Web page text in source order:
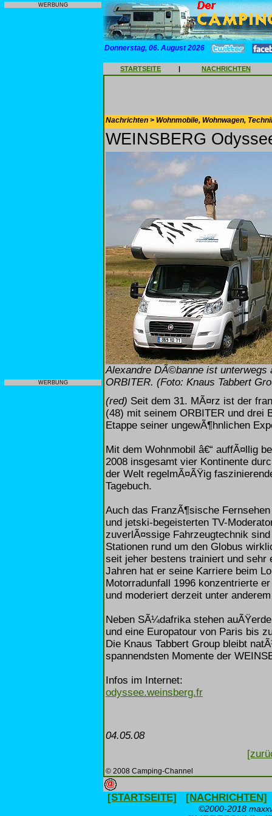
WERBUNG
WERBUNG
Donnerstag, 06. August 2026
STARTSEITE | NACHRICHTEN
Nachrichten > Wohnmobile, Wohnwagen,
WEINSBERG
Alexandre DÃ©banne ist
ORBITER. (Foto: Knaus Tabbert
(red) Seit dem 31. MÃ¤rz ist der
(48) mit seinem ORBITER und drei
Etappe seiner ungewÃ¶hnlichen
Mit dem Wohnmobil â€“ auffÃ¤llig
2008 insgesamt vier Kontinente
der Welt regelmÃ¤ÃŸig
Tagebuch.
Auch das FranzÃ¶sische
und jetski-begeisterten TV-
zuverlÃ¤ssige Fahrzeugtechnik
Stationen rund um den Globus
seit jeher bestens trainiert und sehr
Jahren hat er seine Karriere beim
Motorradunfall 1996 konzentrierte
und moderiert derzeit unter
Neben SÃ¼dafrika stehen
und eine Europatour von Paris bis
Die Knaus Tabbert Group bleibt
spannendsten Momente der
Infos im Internet:
odyssee.weinsberg.fr
04.05.08
© 2008 Camping-Channel
[STARTSEITE] [NACHRICHTEN]
©2000-2018